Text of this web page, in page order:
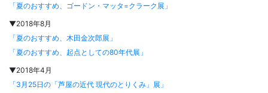
「夏のおすすめ、ゴードン・マッタ=クラーク展」
▼2018年8月
「夏のおすすめ、木田金次郎展」
「夏のおすすめ、起点としての80年代展」
▼2018年4月
「3月25日の「芦屋の近代 現代のとりくみ」展」